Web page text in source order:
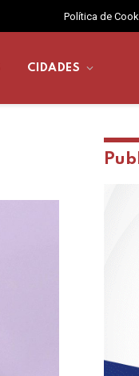
Política de
CIDADES